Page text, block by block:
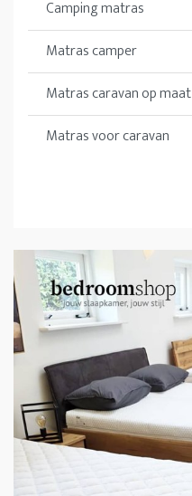
Camping matras
Matras camper
Matras caravan op maat
Matras voor caravan